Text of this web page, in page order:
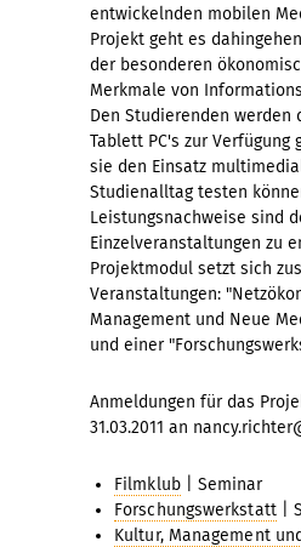
entwickelnden mobilen
Projekt geht es
der besonderen
Merkmale von
Den Studierenden werden
Tablett PC's zur
sie den Einsatz
Studienalltag testen
Leistungsnachweise sind
Einzelveranstaltungen zu
Projektmodul setzt sich
Veranstaltungen:
Management und Neue
und einer
Anmeldungen für das
31.03.2011 an
Filmklub| Seminar
Forschungswerkstatt|
Kultur, Management